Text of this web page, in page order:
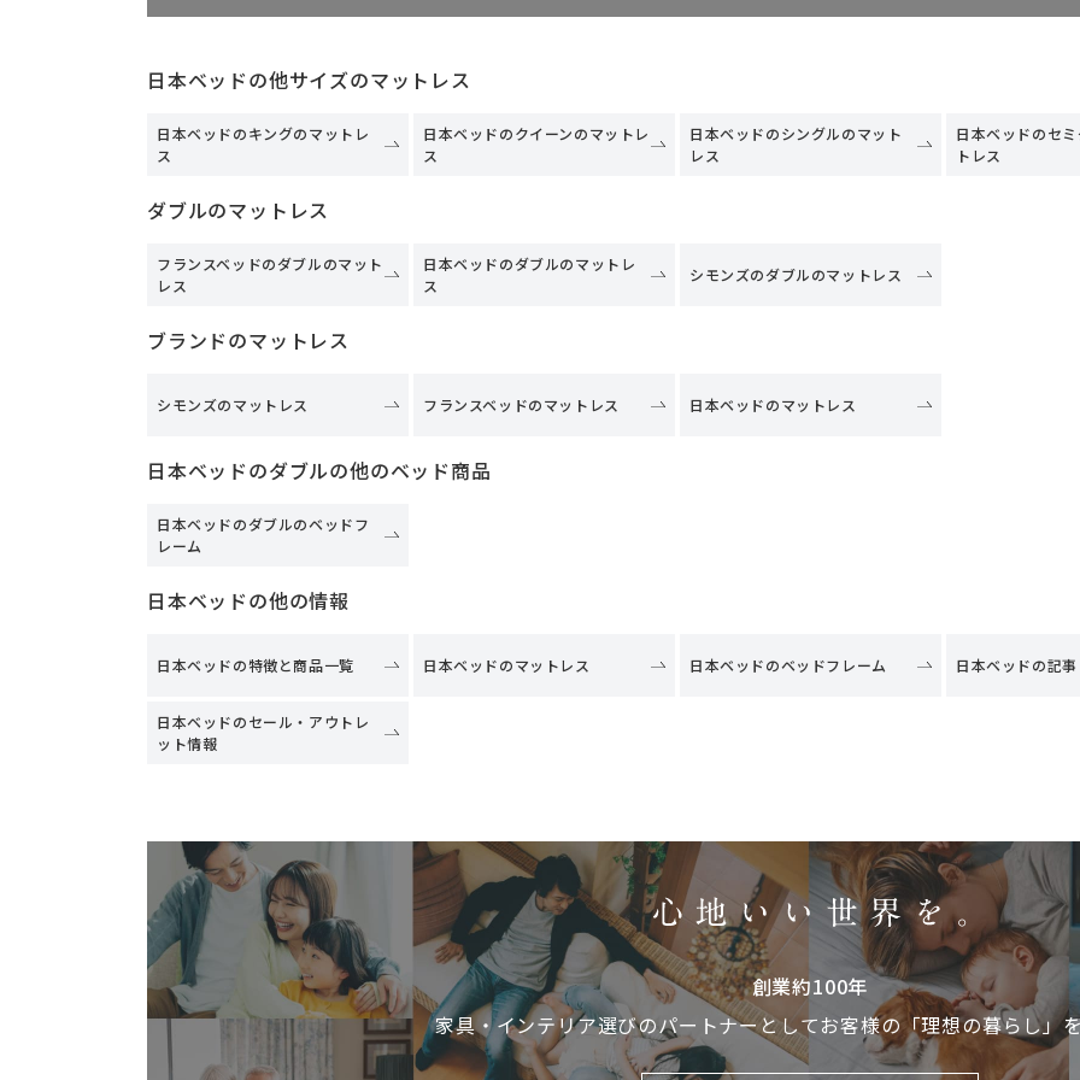
日本ベッドの他サイズのマットレス
日本ベッドのキングのマットレ
ス
日本ベッドのクイーンのマットレ
ス
日本ベッドのシングルのマット
レス
日本ベッドのセ
トレス
ダブルのマットレス
フランスベッドのダブルのマット
レス
日本ベッドのダブルのマットレ
ス
シモンズのダブルのマットレス
ブランドのマットレス
シモンズのマットレス フランスベッドのマットレス 日本ベッドのマットレス
日本ベッドのダブルの他のベッド商品
日本ベッドのダブルのベッドフ
レーム
日本ベッドの他の情報
日本ベッドの特徴と商品一覧 日本ベッドのマットレス 日本ベッドのベッドフレーム 日本ベッドの記事
日本ベッドのセール・アウトレ
ット情報
創業約100年
家具・インテリア選びのパートナーとしてお客様の「理想の暮らし」